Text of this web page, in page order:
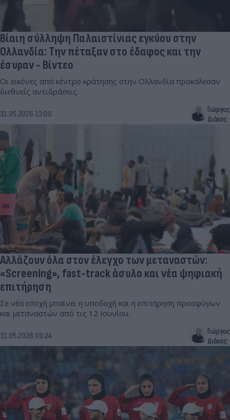
Βίαιη σύλληψη Παλαιστίνιας εγκύου στην
Ολλανδία: Την πέταξαν στο έδαφος και την
έσυραν - Βίντεο
Οι εικόνες από κέντρο κράτησης στην Ολλανδία προκάλεσαν
διεθνείς αντιδράσεις.
31.05.2026 13:00
Γιώργος
Διάκος
Αλλάζουν όλα στον έλεγχο των μεταναστών:
«Screening», fast-track άσυλο και νέα ψηφιακή
επιτήρηση
Σε νέα εποχή μπαίνει η υποδοχή και η επιτήρηση προσφύγων
και μεταναστών από τις 12 Ιουνίου.
31.05.2026 09:24
Γιώργος
Διάκος